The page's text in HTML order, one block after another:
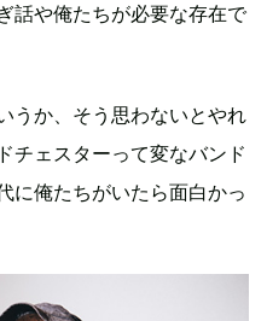
話や俺たちが必要な存在で
うか、そう思わないとやれ
チェスターって変なバンド
に俺たちがいたら面白かっ